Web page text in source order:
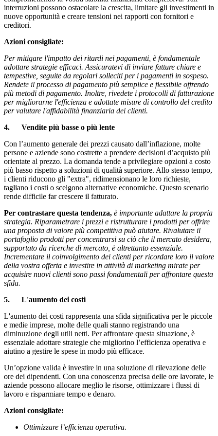
interruzioni possono ostacolare la crescita, limitare gli investimenti in
nuove opportunità e creare tensioni nei rapporti con fornitori e
creditori.
Azioni consigliate:
Per mitigare l'impatto dei ritardi nei pagamenti, è fondamentale
adottare strategie efficaci. Assicuratevi di inviare fatture chiare e
tempestive, seguite da regolari solleciti per i pagamenti in sospeso.
Rendete il processo di pagamento più semplice e flessibile offrendo
più metodi di pagamento. Inoltre, rivedete i protocolli di fatturazione
per migliorarne l'efficienza e adottate misure di controllo del credito
per valutare l'affidabilità finanziaria dei clienti.
4. Vendite più basse o più lente
Con l’aumento generale dei prezzi causato dall’inflazione, molte
persone e aziende sono costrette a prendere decisioni d’acquisto più
orientate al prezzo. La domanda tende a privilegiare opzioni a costo
più basso rispetto a soluzioni di qualità superiore. Allo stesso tempo,
i clienti riducono gli "extra", ridimensionano le loro richieste,
tagliano i costi o scelgono alternative economiche. Questo scenario
rende difficile far crescere il fatturato.
Per contrastare questa tendenza, è importante adattare la propria
strategia. Riparametrare i prezzi e ristrutturare i prodotti per offrire
una proposta di valore più competitiva può aiutare. Rivalutare il
portafoglio prodotti per concentrarsi su ciò che il mercato desidera,
supportato da ricerche di mercato, è altrettanto essenziale.
Incrementare il coinvolgimento dei clienti per ricordare loro il valore
della vostra offerta e investire in attività di marketing mirate per
acquisire nuovi clienti sono passi fondamentali per affrontare questa
sfida.
5. L'aumento dei costi
L'aumento dei costi rappresenta una sfida significativa per le piccole
e medie imprese, molte delle quali stanno registrando una
diminuzione degli utili netti. Per affrontare questa situazione, è
essenziale adottare strategie che migliorino l’efficienza operativa e
aiutino a gestire le spese in modo più efficace.
Un’opzione valida è investire in una soluzione di rilevazione delle
ore dei dipendenti. Con una conoscenza precisa delle ore lavorate, le
aziende possono allocare meglio le risorse, ottimizzare i flussi di
lavoro e risparmiare tempo e denaro.
Azioni consigliate:
Ottimizzare l’efficienza operativa.